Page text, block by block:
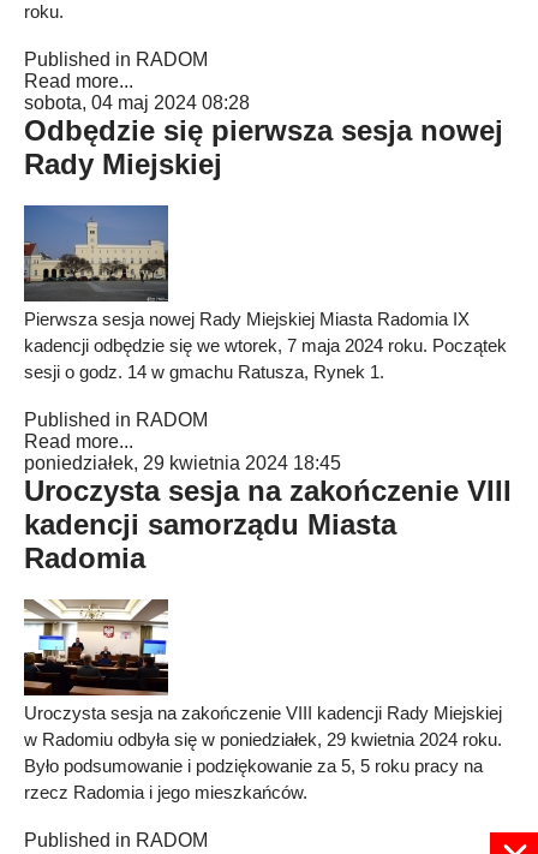
roku.
Published in RADOM
Read more...
sobota, 04 maj 2024 08:28
Odbędzie się pierwsza sesja nowej
Rady Miejskiej
Pierwsza sesja nowej Rady Miejskiej Miasta Radomia IX
kadencji odbędzie się we wtorek, 7 maja 2024 roku. Początek
sesji o godz. 14 w gmachu Ratusza, Rynek 1.
Published in RADOM
Read more...
poniedziałek, 29 kwietnia 2024 18:45
Uroczysta sesja na zakończenie VIII
kadencji samorządu Miasta
Radomia
Uroczysta sesja na zakończenie VIII kadencji Rady Miejskiej
w Radomiu odbyła się w poniedziałek, 29 kwietnia 2024 roku.
Było podsumowanie i podziękowanie za 5, 5 roku pracy na
rzecz Radomia i jego mieszkańców.
Published in RADOM